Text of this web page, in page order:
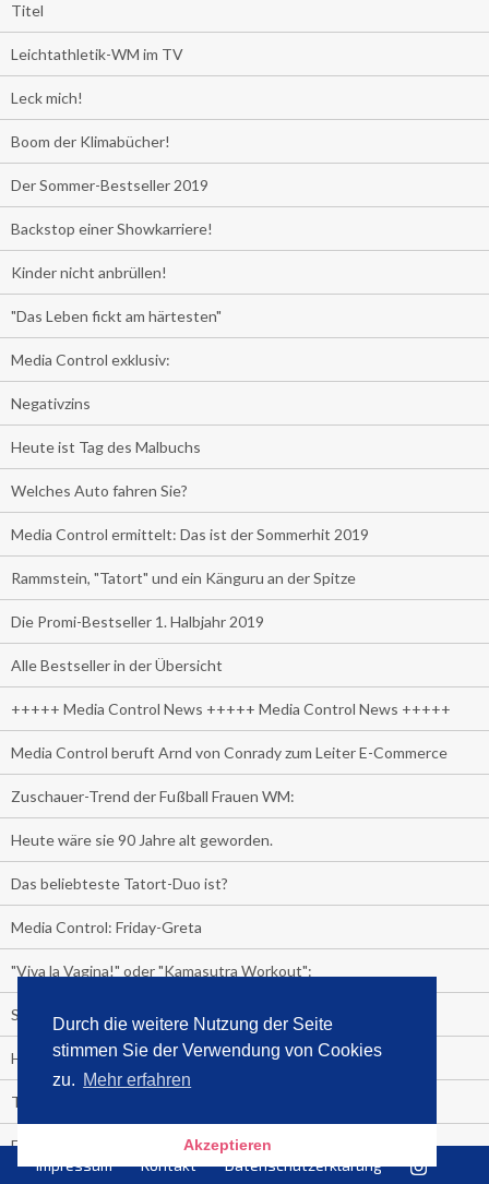
Durch die weitere Nutzung der Seite
stimmen Sie der Verwendung von Cookies
zu. Mehr erfahren
Akzeptieren
Titel
Leichtathletik-WM im TV
Leck mich!
Boom der Klimabücher!
Der Sommer-Bestseller 2019
Backstop einer Showkarriere!
Kinder nicht anbrüllen!
"Das Leben fickt am härtesten"
Media Control exklusiv:
Negativzins
Heute ist Tag des Malbuchs
Welches Auto fahren Sie?
Media Control ermittelt: Das ist der Sommerhit 2019
Rammstein, "Tatort" und ein Känguru an der Spitze
Die Promi-Bestseller 1. Halbjahr 2019
Alle Bestseller in der Übersicht
+++++ Media Control News +++++ Media Control News +++++
Media Control beruft Arnd von Conrady zum Leiter E-Commerce
Zuschauer-Trend der Fußball Frauen WM:
Heute wäre sie 90 Jahre alt geworden.
Das beliebteste Tatort-Duo ist?
Media Control: Friday-Greta
"Viva la Vagina!" oder "Kamasutra Workout":
Senna Gammour erhält Spitzenfeder für meistverkauftes Buch
Heute ist Welttag des Buches!
TV-Marktanteile auf einen Blick
Fußball TV-Quoten:
Impressum Kontakt Datenschutzerklärung